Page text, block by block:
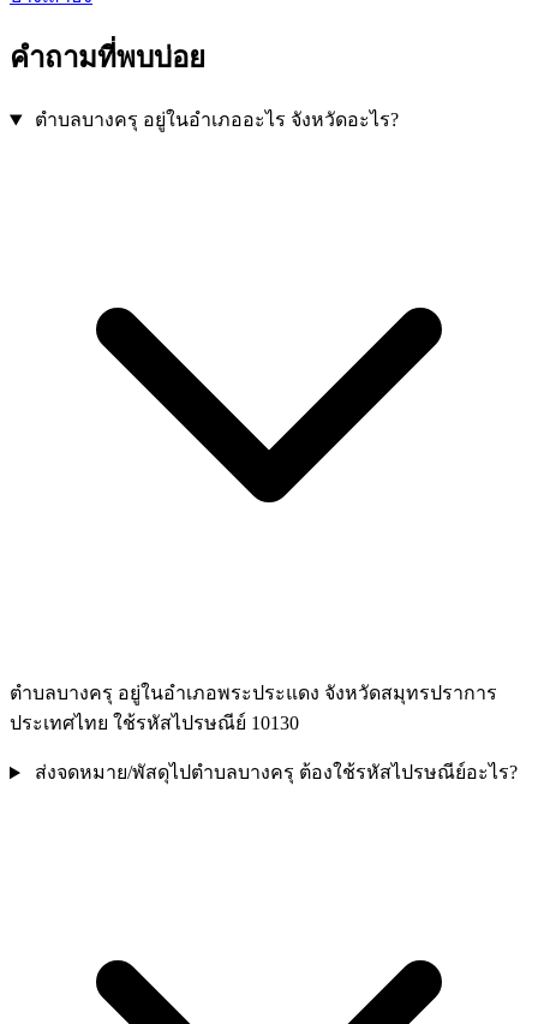
คำถามที่พบบ่อย
ตำบลบางครุ อยู่ในอำเภออะไร จังหวัดอะไร?
ตำบลบางครุ อยู่ในอำเภอพระประแดง จังหวัดสมุทรปราการ
ประเทศไทย ใช้รหัสไปรษณีย์ 10130
ส่งจดหมาย/พัสดุไปตำบลบางครุ ต้องใช้รหัสไปรษณีย์อะไร?